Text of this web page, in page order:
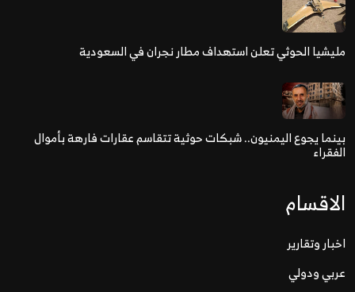
مليشيا الحوثي تعلن استهداف مطار نجران في السعودية
بينما يجوع اليمنيون.. شبكات حوثية تتقاسم عقارات فارهة بأموال
الفقراء
الاقسام
اخبار وتقارير
عربي ودولي